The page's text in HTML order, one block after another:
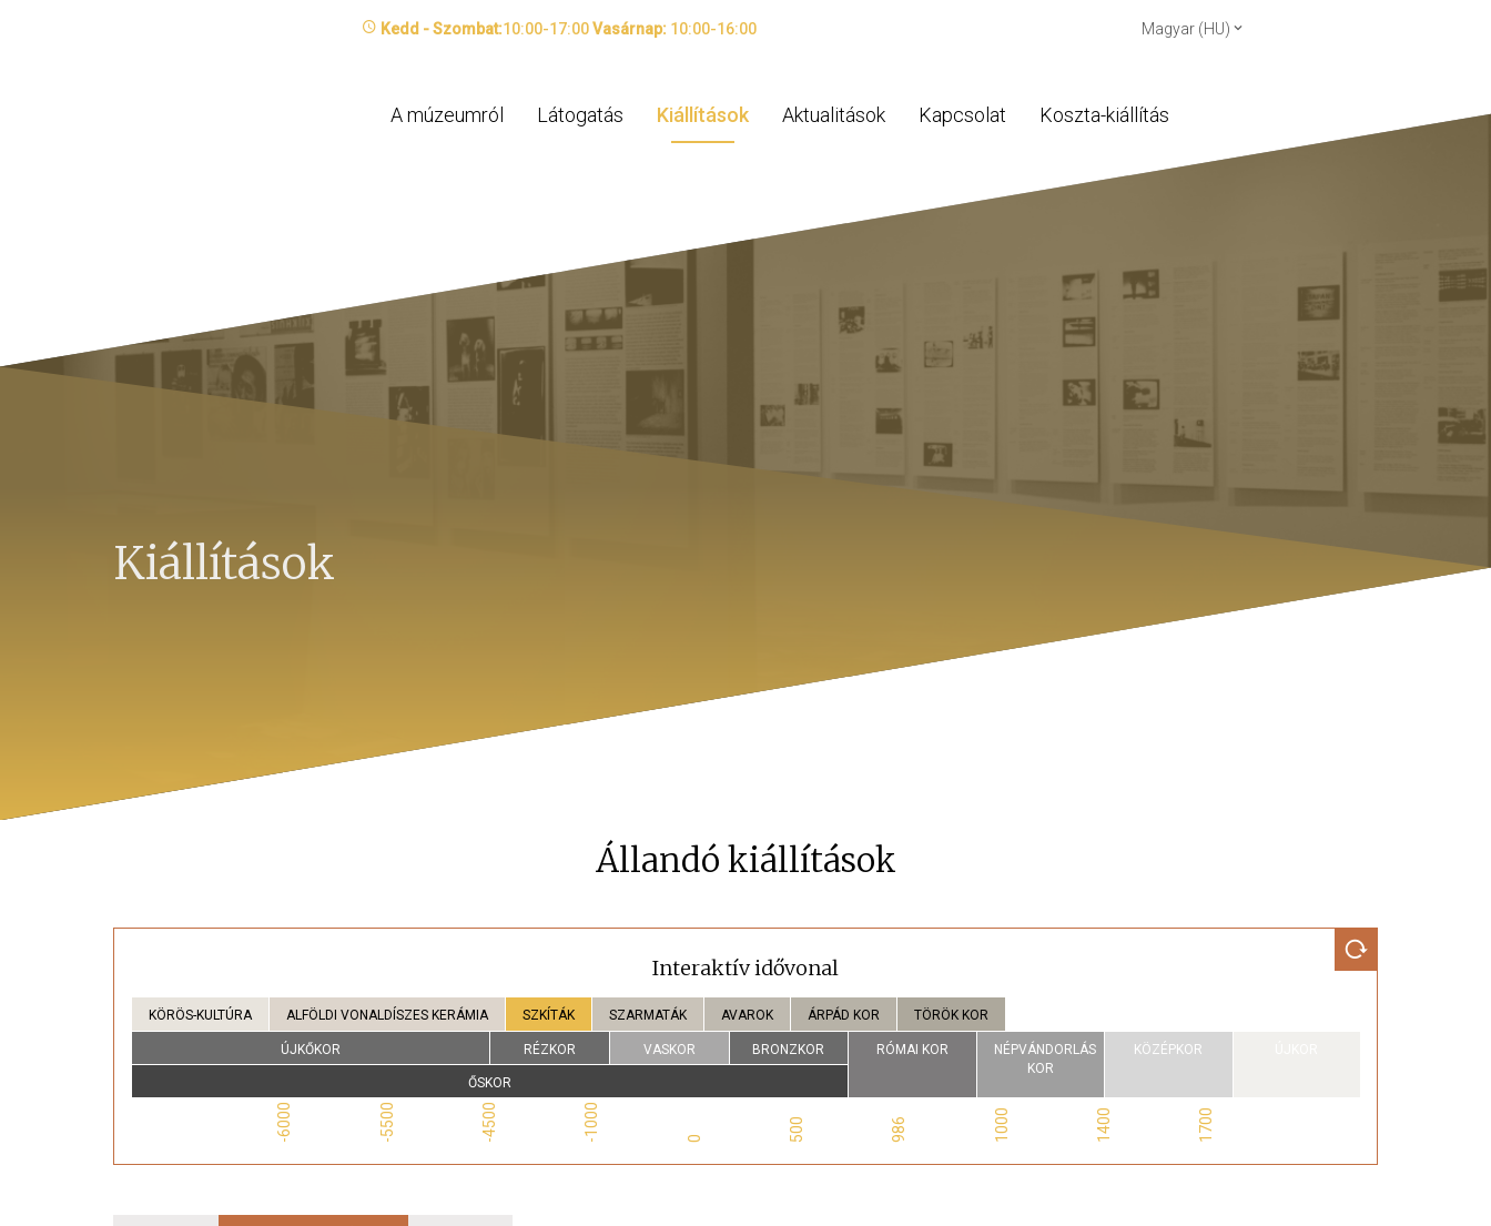
Kedd -Szombat:10:00-17:00Vasárnap: 10:00-16:00 Magyar (HU)
A múzeumról Látogatás Kiállítások Aktualitások Kapcsolat Koszta-kiállítás
Kiállítások
Állandó kiállítások
Interaktív idővonal
KÖRÖS-KULTÚRA ALFÖLDI VONALDÍSZES KERÁMIA SZKÍTÁK SZARMATÁK AVAROK ÁRPÁD KOR TÖRÖK KOR
ÚJKŐKOR RÉZKOR VASKOR BRONZKOR
ŐSKOR
RÓMAI KOR
NÉPVÁNDORLÁS
KOR
KÖZÉPKOR
-6000 -5500 -4500 -1000 0 500 986 1000 1400 1700